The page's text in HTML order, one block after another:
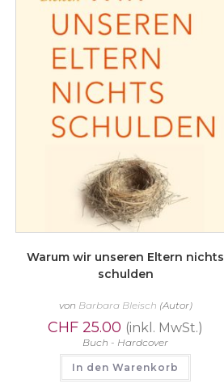
Warum wir unseren Eltern nichts
schulden
von Barbara Bleisch (Autor)
CHF 25.00 (inkl. MwSt.)
Buch - Hardcover
In den Warenkorb